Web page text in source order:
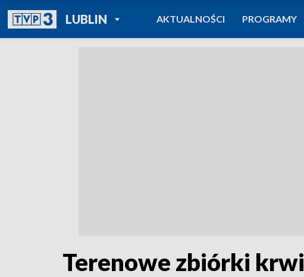
LUBLINPOWRÓT DO
TVP REGIONY
AKTUALNOŚCI PROGRAMY
Terenowe zbiórki krwi